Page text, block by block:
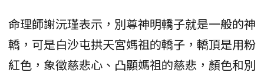
命理師謝沅瑾表示，別尊神明轎子就是一般的神
轎，可是白沙屯拱天宮媽祖的轎子，轎頂是用粉
紅色，象徵慈悲心、凸顯媽祖的慈悲，顏色和別